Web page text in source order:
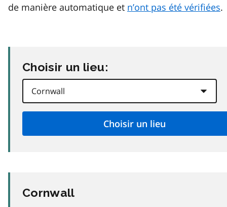
de manière automatique et n’ont pas été vérifiées.
Choisir un lieu:
Cornwall